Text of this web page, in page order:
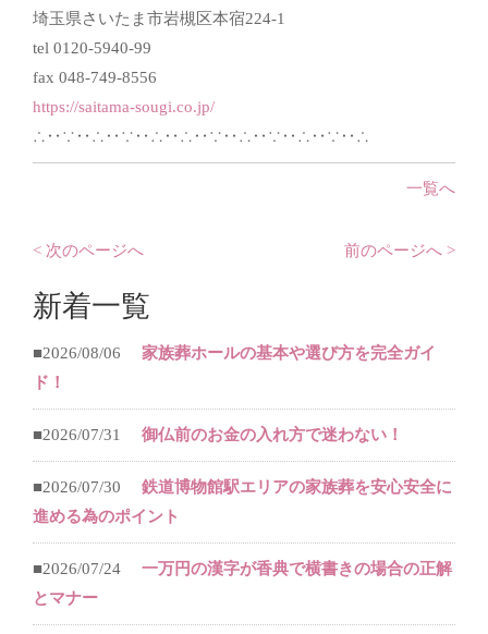
埼玉県さいたま市岩槻区本宿224-1
tel 0120-5940-99
fax 048-749-8556
https://saitama-sougi.co.jp/
∴‥∵‥∴‥∵‥∴‥∴‥∵‥∴‥∵‥∴‥∵‥∴
一覧へ
< 次のページへ 前のページへ >
新着一覧
■2026/08/06
家族葬ホールの基本や選び方を完全ガイ
ド！
■2026/07/31 御仏前のお金の入れ方で迷わない！
■2026/07/30
鉄道博物館駅エリアの家族葬を安心安全に
進める為のポイント
■2026/07/24
一万円の漢字が香典で横書きの場合の正解
とマナー